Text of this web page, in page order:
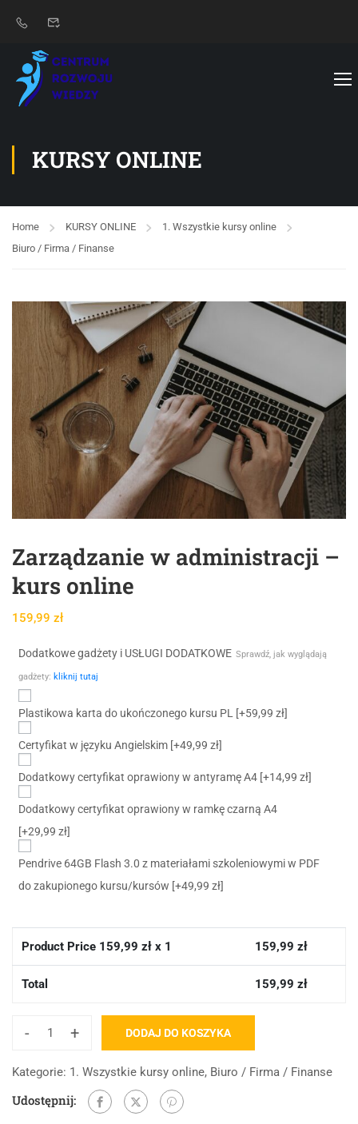
KURSY ONLINE
Home KURSY ONLINE
1. Wszystkie kursy online
Biuro / Firma / Finanse
Zarządzanie w administracji –
kurs online
159,99 zł
Dodatkowe gadżety i USŁUGI DODATKOWE Sprawdź, jak wyglądają
gadżety: kliknij tutaj
Plastikowa karta do ukończonego kursu PL [+59,99 zł]
Certyfikat w języku Angielskim [+49,99 zł]
Dodatkowy certyfikat oprawiony w antyramę A4 [+14,99 zł]
Dodatkowy certyfikat oprawiony w ramkę czarną A4
[+29,99 zł]
Pendrive 64GB Flash 3.0 z materiałami szkoleniowymi w PDF
do zakupionego kursu/kursów [+49,99 zł]
Product Price 159,99 zł x 1 159,99 zł
Total 159,99 zł
- + DODAJ DO KOSZYKA
Kategorie: 1. Wszystkie kursy online, Biuro / Firma / Finanse
Udostępnij: